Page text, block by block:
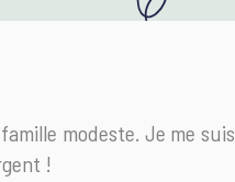
modeste. Je me suis
!